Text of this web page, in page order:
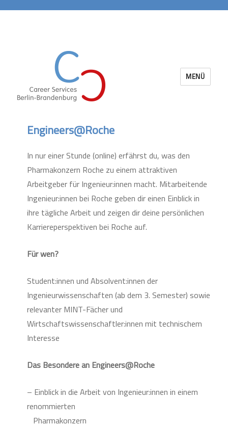
MENÜ
Engineers@Roche
In nur einer Stunde (online) erfährst du, was den
Pharmakonzern Roche zu einem attraktiven
Arbeitgeber für Ingenieur:innen macht. Mitarbeitende
Ingenieur:innen bei Roche geben dir einen Einblick in
ihre tägliche Arbeit und zeigen dir deine persönlichen
Karriereperspektiven bei Roche auf.
Für wen?
Student:innen und Absolvent:innen der
Ingenieurwissenschaften (ab dem 3. Semester) sowie
relevanter MINT-Fächer und
Wirtschaftswissenschaftler:innen mit technischem
Interesse
Das Besondere an Engineers@Roche
– Einblick in die Arbeit von Ingenieur:innen in einem
renommierten
Pharmakonzern